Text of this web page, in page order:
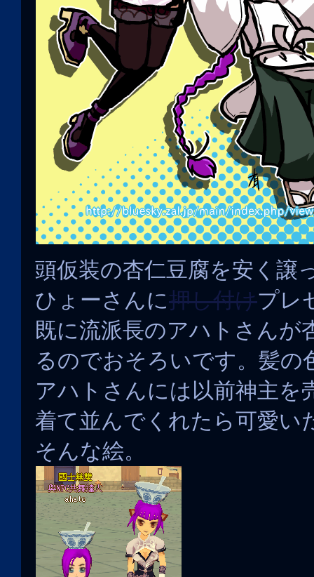
頭仮装の杏仁豆腐を安く譲
ひょーさんに押し付けプレ
既に流派長のアハトさんが
るのでおそろいです。髪の
アハトさんには以前神主を
着て並んでくれたら可愛い
そんな絵。